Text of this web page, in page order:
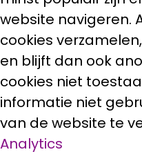
website navigeren.
cookies
en blijft dan ook
cookies niet
informatie niet
van de website te
Analytics